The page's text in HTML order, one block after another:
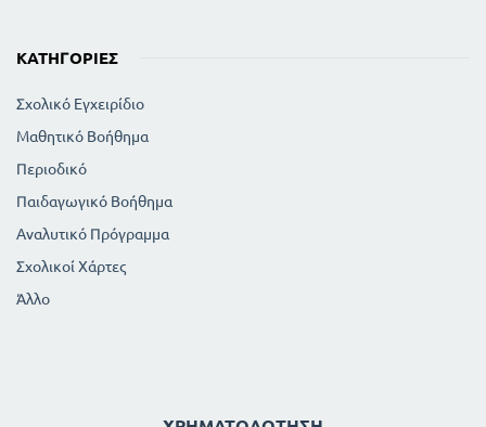
ΚΑΤΗΓΟΡΊΕΣ
Σχολικό Εγχειρίδιο
Μαθητικό Βοήθημα
Περιοδικό
Παιδαγωγικό Βοήθημα
Αναλυτικό Πρόγραμμα
Σχολικοί Χάρτες
Άλλο